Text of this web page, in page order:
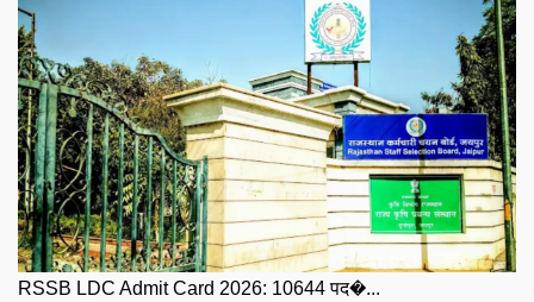
RSSB LDC Admit Card 2026: 10644 पद�...